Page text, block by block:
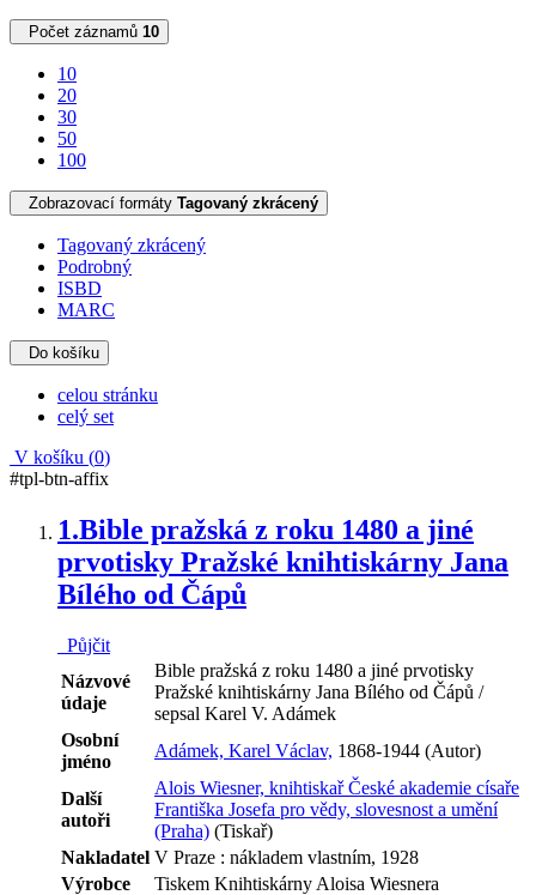
Počet záznamů 10
10
20
30
50
100
Zobrazovací formáty Tagovaný zkrácený
Tagovaný zkrácený
Podrobný
ISBD
MARC
Do košíku
celou stránku
celý set
V košíku (0)
#tpl-btn-affix
1.Bible pražská z roku 1480 a jiné
prvotisky Pražské knihtiskárny Jana
Bílého od Čápů
Půjčit
Názvové
údaje
Bible pražská z roku 1480 a jiné prvotisky
Pražské knihtiskárny Jana Bílého od Čápů /
sepsal Karel V. Adámek
Osobní
jméno
Adámek, Karel Václav, 1868-1944 (Autor)
Další
autoři
Alois Wiesner, knihtiskař České akademie císaře
Františka Josefa pro vědy, slovesnost a umění
(Praha) (Tiskař)
Nakladatel V Praze : nákladem vlastním, 1928
Výrobce
Tiskem Knihtiskárny Aloisa Wiesnera